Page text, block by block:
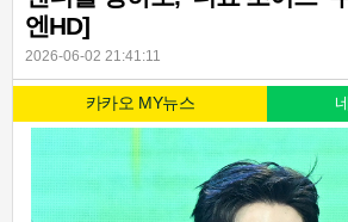
엔HD]
2026-06-02 21:41:11
카카오 MY뉴스